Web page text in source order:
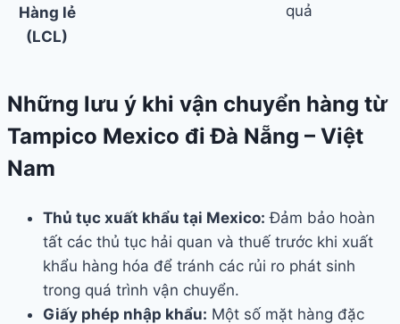
quả
Hàng lẻ
(LCL)
Những lưu ý khi vận chuyển hàng từ
Tampico Mexico đi Đà Nẵng – Việt
Nam
Thủ tục xuất khẩu tại Mexico: Đảm bảo hoàn
tất các thủ tục hải quan và thuế trước khi xuất
khẩu hàng hóa để tránh các rủi ro phát sinh
trong quá trình vận chuyển.
Giấy phép nhập khẩu: Một số mặt hàng đặc